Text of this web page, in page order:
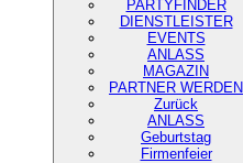
PARTYFINDER
DIENSTLEISTER
EVENTS
ANLASS
MAGAZIN
PARTNER WERDEN
Zurück
ANLASS
Geburtstag
Firmenfeier